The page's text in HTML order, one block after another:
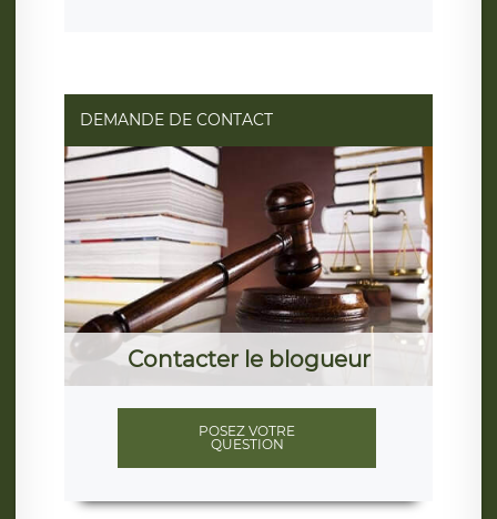
DEMANDE DE CONTACT
Contacter le blogueur
POSEZ VOTRE
QUESTION